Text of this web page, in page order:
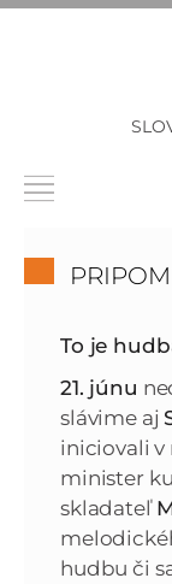
To je
21. júnu
slávime aj
iniciovali v
minister
skladateľ
hudbu či